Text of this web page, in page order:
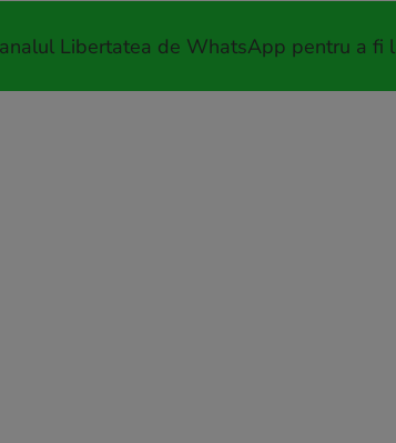
Libertatea de WhatsApp pentru a fi